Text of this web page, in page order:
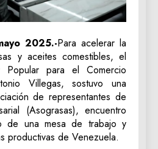
2025.-Para acelerar la
y aceites comestibles, el
Popular para el Comercio
Villegas, sostuvo una
de representantes de
(Asograsas), encuentro
de una mesa de trabajo y
productivas de Venezuela.